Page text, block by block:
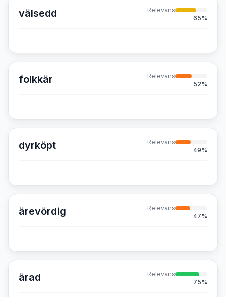
välsedd
Relevans
65%
folkkär
Relevans
52%
dyrköpt
Relevans
49%
ärevördig
Relevans
47%
ärad
Relevans
75%